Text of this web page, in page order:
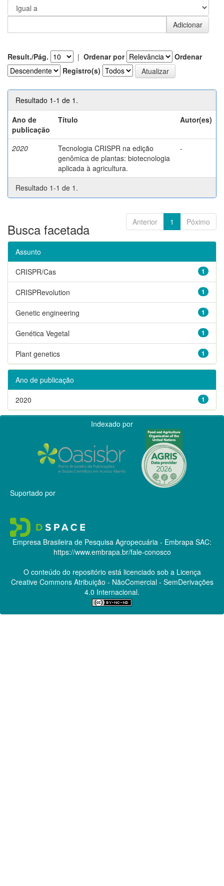
Result./Pág. | Ordenar por
Ordenar
Registro(s)
Resultado 1-1 de 1.
Ano de
publicação
Título Autor(es)
2020
Tecnologia CRISPR na edição
genômica de plantas: biotecnologia
aplicada à agricultura.
-
Resultado 1-1 de 1.
Anterior 1 Póximo
Busca facetada
Assunto
1
CRISPR/Cas
1
CRISPRevolution
1
Genetic engineering
1
Genética Vegetal
1
Plant genetics
Ano de publicação
1
2020
Indexado por
Suportado por
Empresa Brasileira de Pesquisa Agropecuária - Embrapa SAC:
https://www.embrapa.br/fale-conosco
O conteúdo do repositório está licenciado sob a Licença
Creative CommonsAtribuição - NãoComercial - SemDerivações
4.0 Internacional.